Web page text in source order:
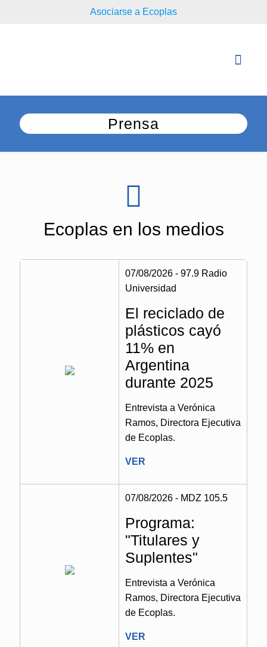
Asociarse a Ecoplas
Prensa
Ecoplas en los medios
07/08/2026 - 97.9 Radio
Universidad
El reciclado de
plásticos cayó
11% en
Argentina
durante 2025
Entrevista a Verónica
Ramos, Directora Ejecutiva
de Ecoplas.
VER
07/08/2026 - MDZ 105.5
Programa:
"Titulares y
Suplentes"
Entrevista a Verónica
Ramos, Directora Ejecutiva
de Ecoplas.
VER